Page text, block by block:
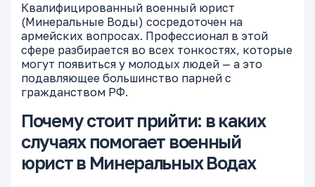
Квалифицированный военный юрист
(Минеральные Воды) сосредоточен на
армейских вопросах. Профессионал в этой
сфере разбирается во всех тонкостях, которые
могут появиться у молодых людей — а это
подавляющее большинство парней с
гражданством РФ.
Почему стоит прийти: в каких
случаях помогает военный
юрист в Минеральных Водах